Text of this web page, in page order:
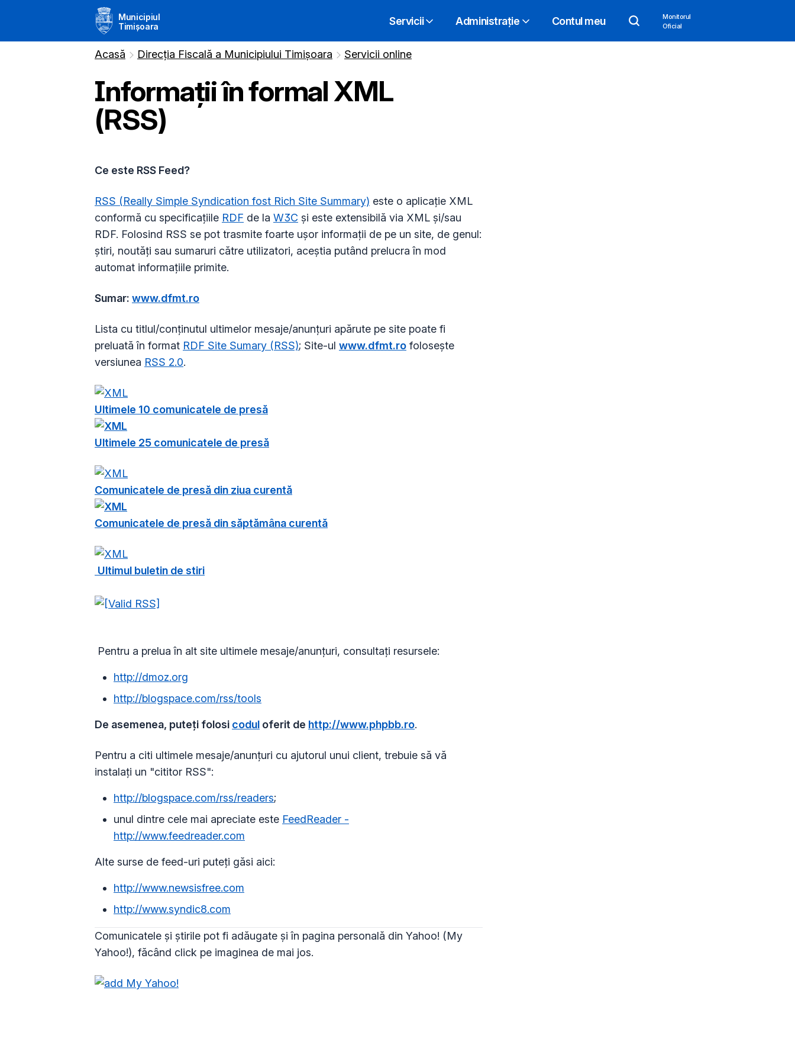
Municipiul
Timișoara
Servicii Administrație Contul meu
Monitorul
Oficial
Acasă Direcția Fiscală a Municipiului Timișoara Servicii online
Informații în formal XML
(RSS)
Ce este RSS Feed?
RSS (Really Simple Syndication fost Rich Site Summary) este o aplicație XML
conformă cu specificațiile RDF de la W3C și este extensibilă via XML și/sau
RDF. Folosind RSS se pot trasmite foarte ușor informații de pe un site, de genul:
știri, noutăți sau sumaruri către utilizatori, aceștia putând prelucra în mod
automat informațiile primite.
Sumar: www.dfmt.ro
Lista cu titlul/conținutul ultimelor mesaje/anunțuri apărute pe site poate fi
preluată în format RDF Site Sumary (RSS); Site-ul www.dfmt.ro folosește
versiunea RSS 2.0.
Ultimele 10 comunicatele de presă
Ultimele 25 comunicatele de presă
Comunicatele de presă din ziua curentă
Comunicatele de presă din săptămâna curentă
Ultimul buletin de stiri
Pentru a prelua în alt site ultimele mesaje/anunțuri, consultați resursele:
http://dmoz.org
http://blogspace.com/rss/tools
De asemenea, puteți folosi codul oferit de http://www.phpbb.ro.
Pentru a citi ultimele mesaje/anunțuri cu ajutorul unui client, trebuie să vă
instalați un "cititor RSS":
http://blogspace.com/rss/readers;
unul dintre cele mai apreciate este FeedReader -
http://www.feedreader.com
Alte surse de feed-uri puteți găsi aici:
http://www.newsisfree.com
http://www.syndic8.com
Comunicatele și știrile pot fi adăugate și în pagina personală din Yahoo! (My
Yahoo!), făcând click pe imaginea de mai jos.